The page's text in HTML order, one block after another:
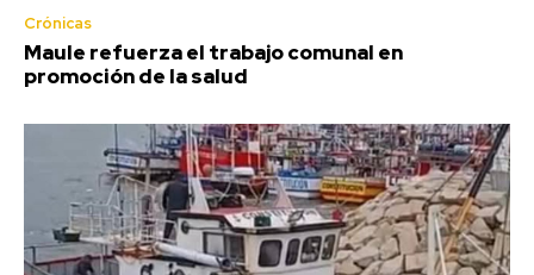
Crónicas
Maule refuerza el trabajo comunal en
promoción de la salud